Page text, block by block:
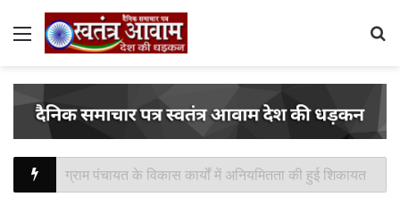
Menu
हादसे मे मासूम की मौत आधा दर्जन घायल